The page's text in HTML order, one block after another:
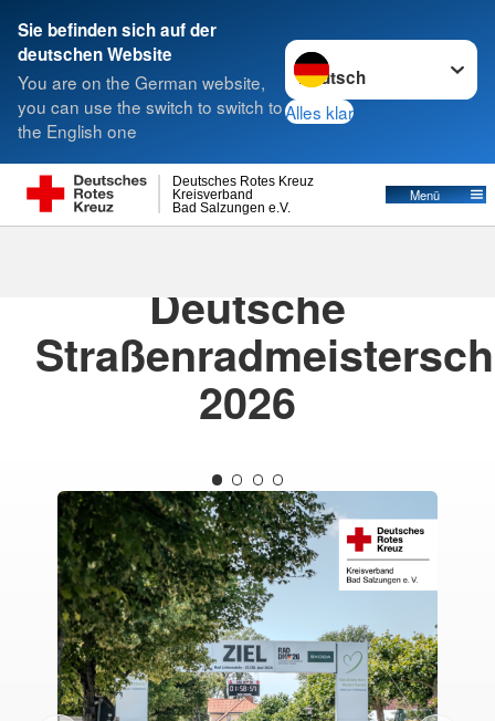
Sie befinden sich auf der
deutschen Website
You are on the German website,
you can use the switch to switch to
the English one
Sprache wechseln zu
Alles klar
Bad Salzungen e.V.
Kreisverband
Deutsches Rotes Kreuz
Menü
Suche
Deutsche
2026